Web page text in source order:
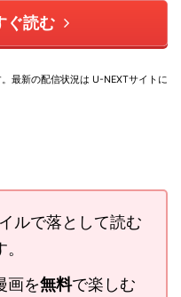
ぐ読む
最新の配信状況は U-NEXTサイトに
ルで落として読む
画を無料で楽しむ